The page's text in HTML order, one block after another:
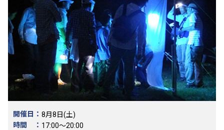
開催日： 8月8日(土)
時間 ： 17:00～20:00